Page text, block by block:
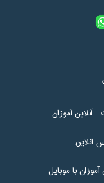
آموزان
آنلاین
با موبایل